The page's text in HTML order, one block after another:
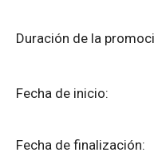
Duración de la
Fecha de
Fecha de